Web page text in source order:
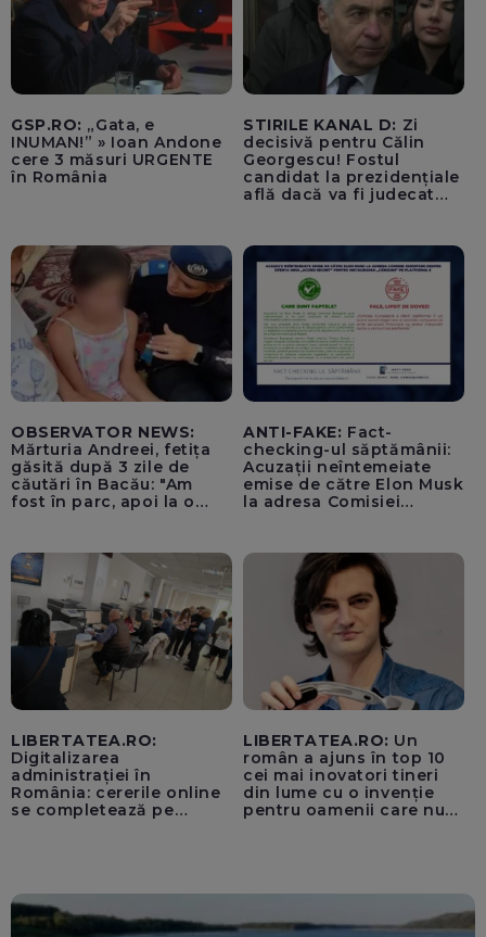
GSP.RO: „Gata, e
INUMAN!” » Ioan Andone
cere 3 măsuri URGENTE
în România
STIRILE KANAL D: Zi
decisivă pentru Călin
Georgescu! Fostul
candidat la prezidențiale
află dacă va fi judecat
OBSERVATOR NEWS:
Mărturia Andreei, fetița
găsită după 3 zile de
căutări în Bacău: "Am
fost în parc, apoi la o
ANTI-FAKE: Fact-
checking-ul săptămânii:
Acuzații neîntemeiate
emise de către Elon Musk
la adresa Comisiei
pentru instaurarea
„cenzurii” pe platforma X
LIBERTATEA.RO:
Digitalizarea
administrației în
România: cererile online
se completează pe
LIBERTATEA.RO: Un
român a ajuns în top 10
cei mai inovatori tineri
din lume cu o invenție
pentru oamenii care nu